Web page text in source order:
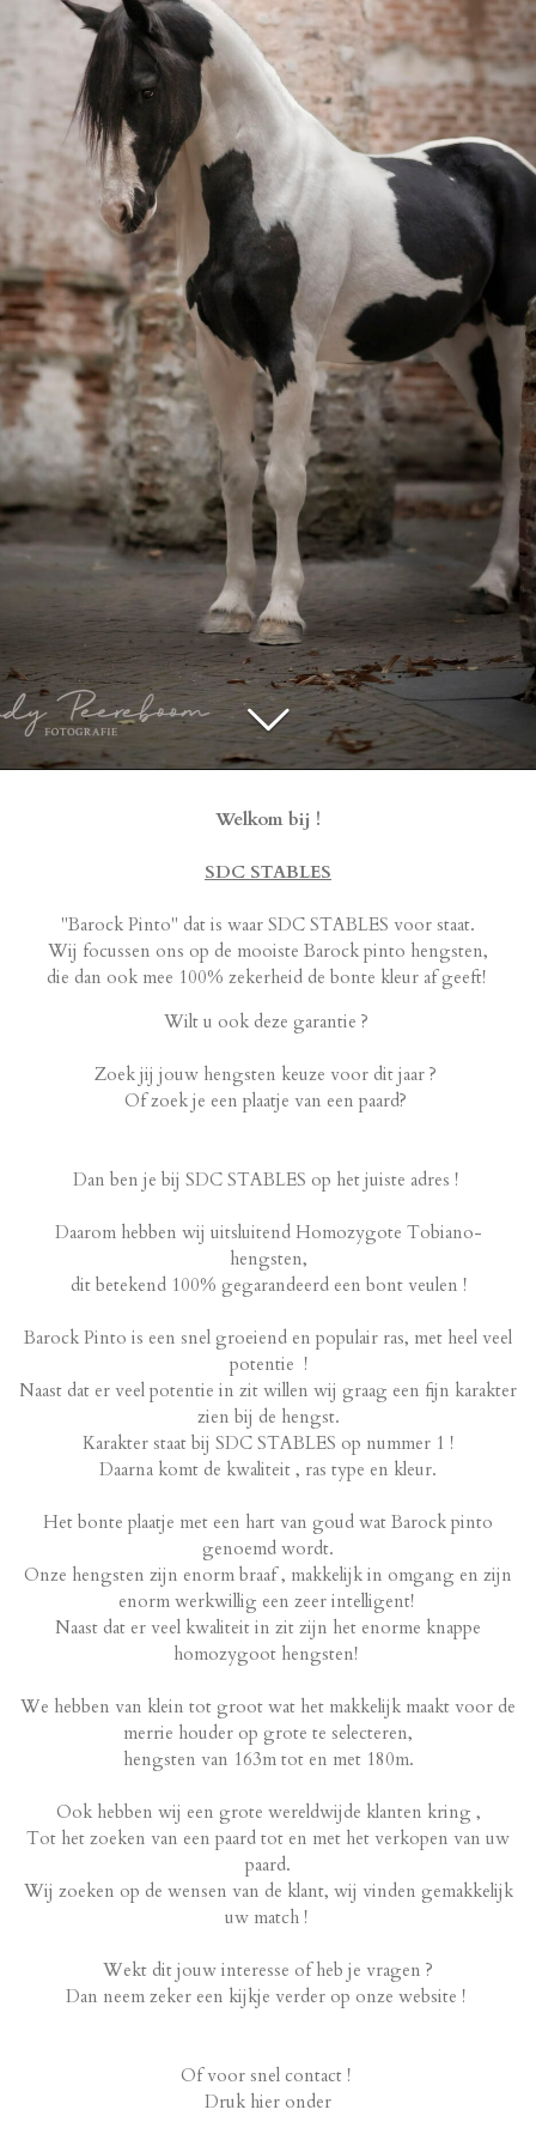
Welkom bij !
SDC STABLES
''Barock Pinto'' dat is waar SDC STABLES voor staat.
Wij focussen ons op de mooiste Barock pinto hengsten,
die dan ook mee 100% zekerheid de bonte kleur af geeft!
Wilt u ook deze garantie ?
Zoek jij jouw hengsten keuze voor dit jaar ?
Of zoek je een plaatje van een paard?
Dan ben je bij SDC STABLES op het juiste adres !
Daarom hebben wij uitsluitend Homozygote Tobiano-
hengsten,
dit betekend 100% gegarandeerd een bont veulen !
Barock Pinto is een snel groeiend en populair ras, met heel veel
potentie !
Naast dat er veel potentie in zit willen wij graag een fijn karakter
zien bij de hengst.
Karakter staat bij SDC STABLES op nummer 1 !
Daarna komt de kwaliteit , ras type en kleur.
Het bonte plaatje met een hart van goud wat Barock pinto
genoemd wordt.
Onze hengsten zijn enorm braaf , makkelijk in omgang en zijn
enorm werkwillig een zeer intelligent!
Naast dat er veel kwaliteit in zit zijn het enorme knappe
homozygoot hengsten!
We hebben van klein tot groot wat het makkelijk maakt voor de
merrie houder op grote te selecteren,
hengsten van 163m tot en met 180m.
Ook hebben wij een grote wereldwijde klanten kring ,
Tot het zoeken van een paard tot en met het verkopen van uw
paard.
Wij zoeken op de wensen van de klant, wij vinden gemakkelijk
uw match !
Wekt dit jouw interesse of heb je vragen ?
Dan neem zeker een kijkje verder op onze website !
Of voor snel contact !
Druk hier onder